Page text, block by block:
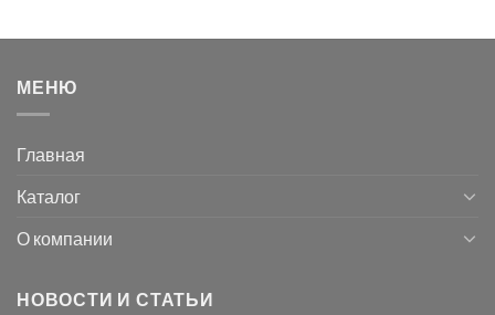
МЕНЮ
Главная
Каталог
О компании
НОВОСТИ И СТАТЬИ